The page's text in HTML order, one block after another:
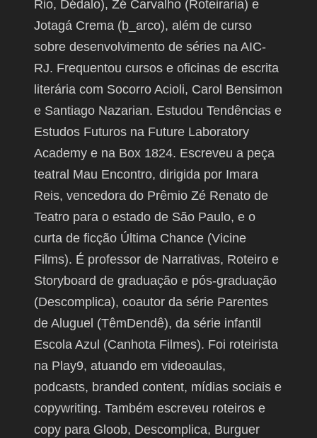
Rio, Dédalo), Zé Carvalho (Roteiraria) e
Jotagá Crema (b_arco), além de curso
sobre desenvolvimento de séries na AIC-
RJ. Frequentou cursos e oficinas de escrita
literária com Socorro Acioli, Carol Bensimon
e Santiago Nazarian. Estudou Tendências e
Estudos Futuros na Future Laboratory
Academy e na Box 1824. Escreveu a peça
teatral Mau Encontro, dirigida por Imara
Reis, vencedora do Prêmio Zé Renato de
Teatro para o estado de São Paulo, e o
curta de ficção Última Chance (Vicine
Films). É professor de Narrativas, Roteiro e
Storyboard de graduação e pós-graduação
(Descomplica), coautor da série Parentes
de Aluguel (TêmDendê), da série infantil
Escola Azul (Canhota Filmes). Foi roteirista
na Play9, atuando em videoaulas,
podcasts, branded content, mídias sociais e
copywriting. Também escreveu roteiros e
copy para Gloob, Descomplica, Burguer